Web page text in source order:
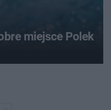
miejsce Polek